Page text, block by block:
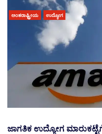
ಅಂತರಾಷ್ಟ್ರೀಯ ಉದ್ಯೋಗ
ಜಾಗತಿಕ ಉದ್ಯೋಗ